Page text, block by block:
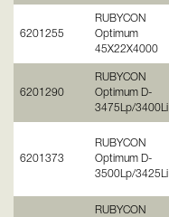
6201255
RUBYCON
Optimum
45Х22Х4000
6201290
RUBYCON
Optimum D-
3475Lp/3400Li
6201373
RUBYCON
Optimum D-
3500Lp/3425Li
RUBYCON